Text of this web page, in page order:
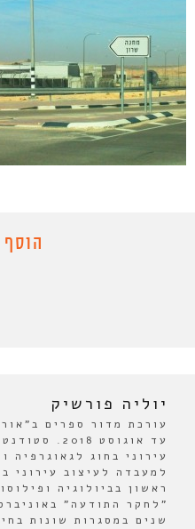
יוליה פורשיק
עד אוגוסט
עירוני בחוג
ראשון בביולוגיה
"לחקר התודעה"
שנים במסגרות שונות